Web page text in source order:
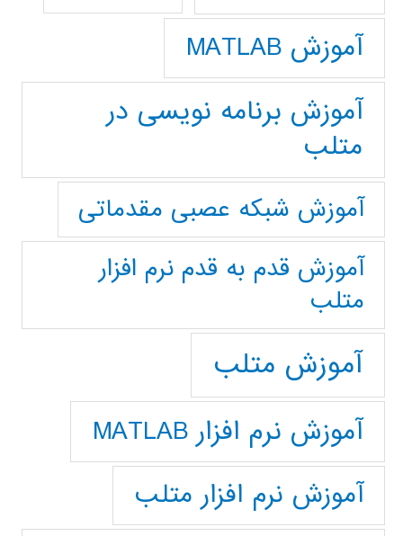
آموزش MATLAB
آموزش برنامه نویسی در
متلب
آموزش شبکه عصبی مقدماتی
آموزش قدم به قدم نرم افزار
متلب
آموزش متلب
آموزش نرم افزار MATLAB
آموزش نرم افزار متلب